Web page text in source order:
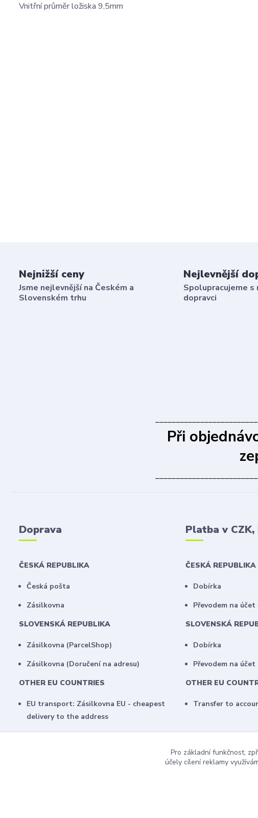
Vnitřní průměr ložiska 9,5mm
Nejnižší ceny
Jsme nejlevnější na Českém a
Slovenském trhu
Nejlevnější
Spolupracujeme s
dopravci
Při
Doprava
ČESKÁ REPUBLIKA
Česká pošta
Zásilkovna
SLOVENSKÁ REPUBLIKA
Zásilkovna (ParcelShop)
Zásilkovna (Doručení na adresu)
OTHER EU COUNTRIES
EU transport: Zásilkovna EU - cheapest
delivery to the address
Platba v CZK,
ČESKÁ REPUBLIKA
Dobírka
Převodem na účet
SLOVENSKÁ
Dobírka
Převodem na účet
OTHER EU
Transfer to
Pro základní funkčnost,
účely cílení reklamy